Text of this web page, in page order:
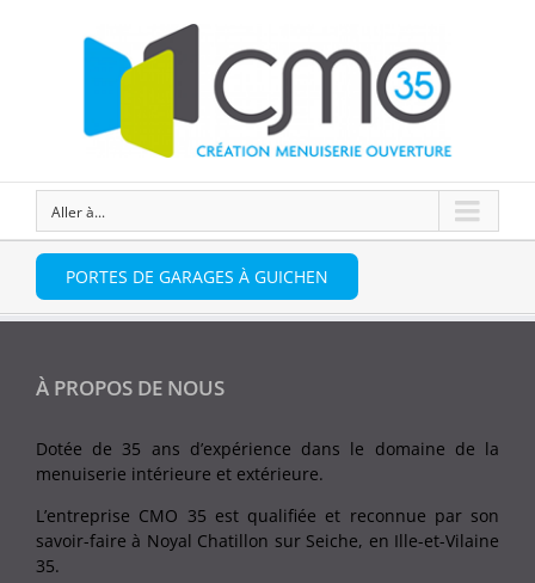
Aller à...
PORTES DE GARAGES À GUICHEN
À PROPOS DE NOUS
Dotée de 35 ans d’expérience dans le domaine de la
menuiserie intérieure et extérieure.
L’entreprise CMO 35 est qualifiée et reconnue par son
savoir-faire à Noyal Chatillon sur Seiche, en Ille-et-Vilaine
35.